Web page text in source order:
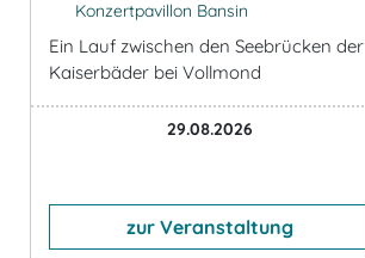
Konzertpavillon Bansin
Ein Lauf zwischen den Seebrücken der
Kaiserbäder bei Vollmond
29.08.2026
zur Veranstaltung